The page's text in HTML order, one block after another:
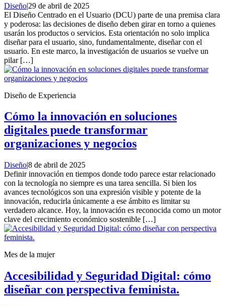
Diseño|29 de abril de 2025
El Diseño Centrado en el Usuario (DCU) parte de una premisa clara
y poderosa: las decisiones de diseño deben girar en torno a quienes
usarán los productos o servicios. Esta orientación no solo implica
diseñar para el usuario, sino, fundamentalmente, diseñar con el
usuario. En este marco, la investigación de usuarios se vuelve un
pilar […]
Diseño de Experiencia
Cómo la innovación en soluciones
digitales puede transformar
organizaciones y negocios
Diseño|8 de abril de 2025
Definir innovación en tiempos donde todo parece estar relacionado
con la tecnología no siempre es una tarea sencilla. Si bien los
avances tecnológicos son una expresión visible y potente de la
innovación, reducirla únicamente a ese ámbito es limitar su
verdadero alcance. Hoy, la innovación es reconocida como un motor
clave del crecimiento económico sostenible […]
Mes de la mujer
Accesibilidad y Seguridad Digital: cómo
diseñar con perspectiva feminista.